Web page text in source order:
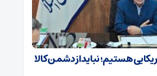
هستیم؛ نباید از دشمن کالا